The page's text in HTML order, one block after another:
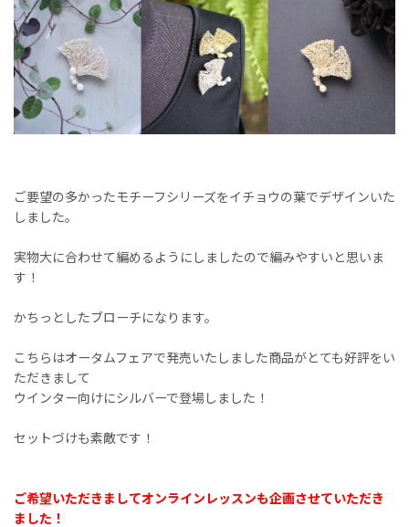
ご要望の多かったモチーフシリーズをイチョウの葉でデザインいた
しました。
実物大に合わせて編めるようにしましたので編みやすいと思いま
す！
かちっとしたブローチになります。
こちらはオータムフェアで発売いたしました商品がとても好評をい
ただきまして
ウインター向けにシルバーで登場しました！
セットづけも素敵です！
ご希望いただきましてオンラインレッスンも企画させていただき
ました！